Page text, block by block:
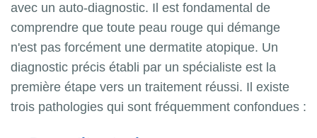
avec un auto-diagnostic. Il est fondamental de
comprendre que toute peau rouge qui démange
n'est pas forcément une dermatite atopique. Un
diagnostic précis établi par un spécialiste est la
première étape vers un traitement réussi. Il existe
trois pathologies qui sont fréquemment confondues :